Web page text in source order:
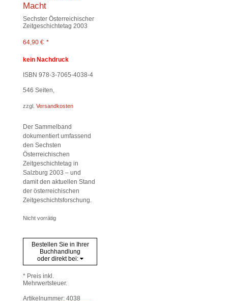
Macht
Sechster Österreichischer
Zeitgeschichtetag 2003
64,90 € *
kein Nachdruck
ISBN 978-3-7065-4038-4
546 Seiten,
zzgl. Versandkosten
Der Sammelband
dokumentiert umfassend
den Sechsten
Österreichischen
Zeitgeschichtetag in
Salzburg 2003 – und
damit den aktuellen Stand
der österreichischen
Zeitgeschichtsforschung.
Nicht vorrätig
Bestellen Sie in Ihrer
Buchhandlung
oder direkt bei:
* Preis inkl.
Mehrwertsteuer.
Artikelnummer: 4038